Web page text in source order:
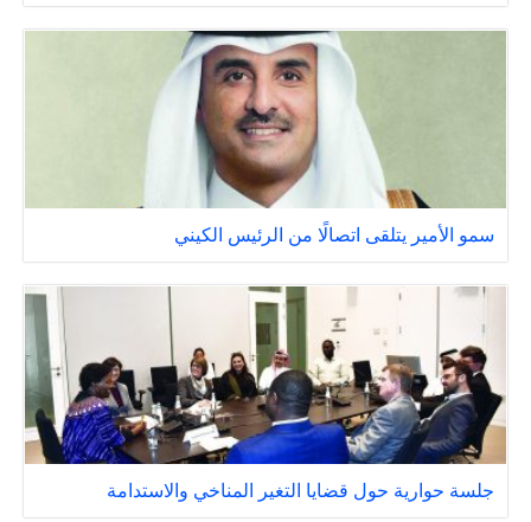
سمو الأمير يتلقى اتصالًا من الرئيس الكيني
جلسة حوارية حول قضايا التغير المناخي والاستدامة